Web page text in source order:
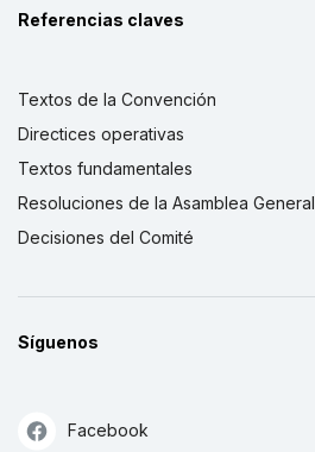
Referencias claves
Textos de la Convención
Directices operativas
Textos fundamentales
Resoluciones de la Asamblea General
Decisiones del Comité
Síguenos
Facebook